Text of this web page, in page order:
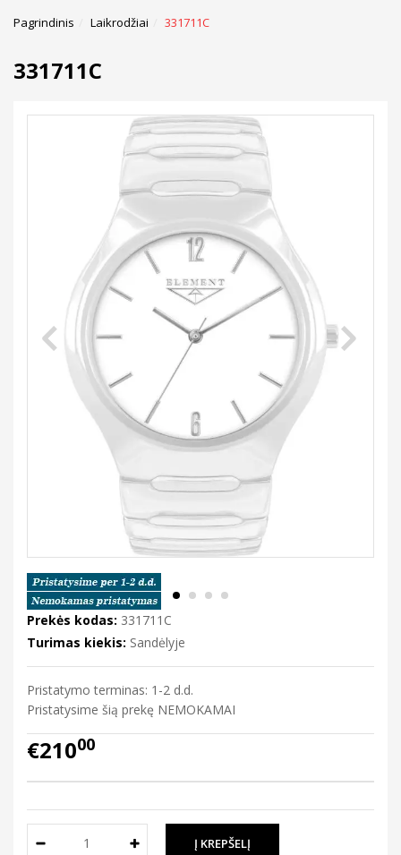
Pagrindinis Laikrodžiai 331711C
331711C
Prekės kodas: 331711C
Turimas kiekis: Sandėlyje
Pristatymo terminas: 1-2 d.d.
Pristatysime šią prekę NEMOKAMAI
€21000